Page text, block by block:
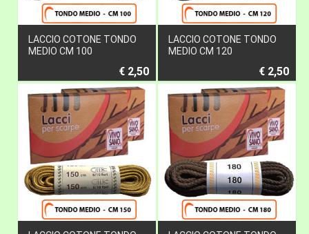
LACCIO COTONE TONDO
MEDIO CM 100
€ 2,50
LACCIO COTONE TONDO
MEDIO CM 120
€ 2,50